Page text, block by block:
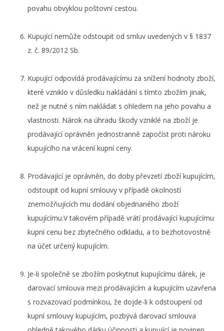
povahu obvyklou poštovní cestou.
Kupující nemůže odstoupit od smluv uvedených v § 1837
z. č. 89/2012 Sb.
Kupující odpovídá prodávajícímu za snížení hodnoty zboží,
které vzniklo v důsledku nakládání s tímto zbožím jinak,
než je nutné s ním nakládat s ohledem na jeho povahu a
vlastnosti. Nárok na úhradu škody vzniklé na zboží je
prodávající oprávněn jednostranně započíst proti nároku
kupujícího na vrácení kupní ceny.
Prodávající je oprávněn, do doby převzetí zboží kupujícím,
odstoupit od kupní smlouvy v případě okolností
znemožňujících mu dodání objednaného zboží
kupujícímu.V takovém případě vrátí prodávající kupujícímu
kupní cenu bez zbytečného odkladu, a to bezhotovostně
na účet určený kupujícím.
Je-li společně se zbožím poskytnut kupujícímu dárek, je
darovací smlouva mezi prodávajícím a kupujícím uzavřena
s rozvazovací podmínkou, že dojde-li k odstoupení od
kupní smlouvy kupujícím, pozbývá darovací smlouva